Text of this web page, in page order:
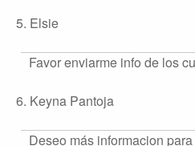
5. Elsie
Favor enviarme info de los
6. Keyna Pantoja
Deseo más informacion